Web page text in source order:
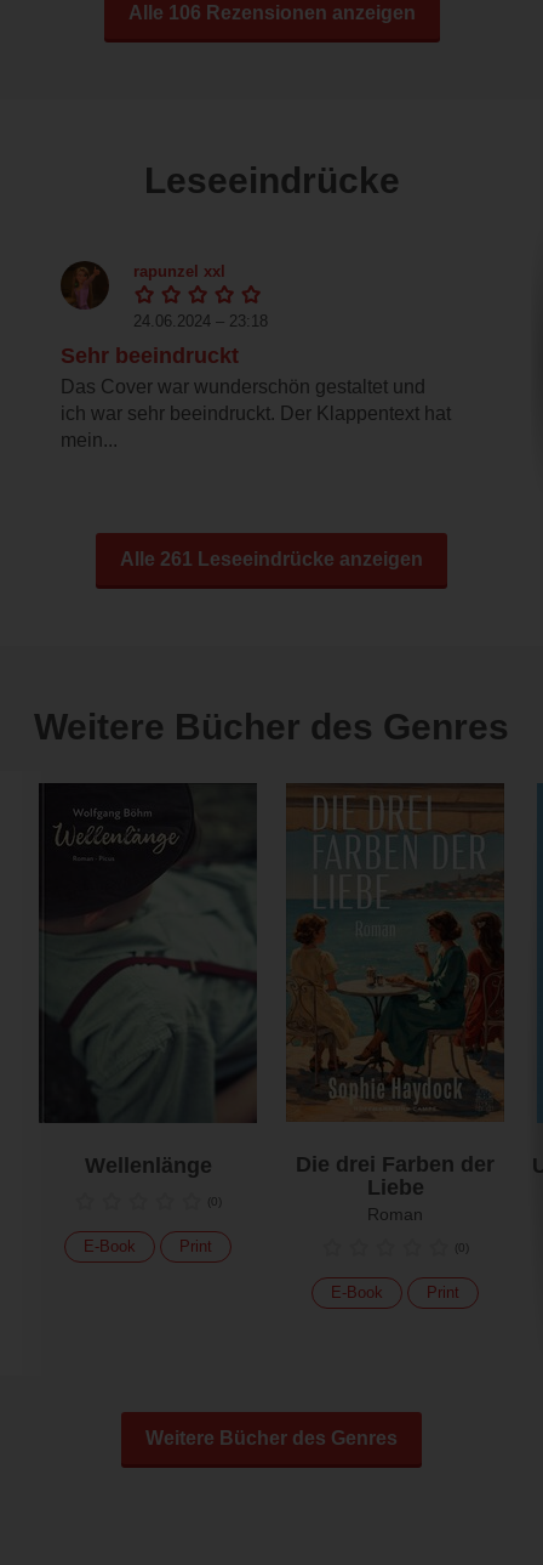
Alle 106 Rezensionen anzeigen
Leseeindrücke
rapunzel xxl
24.06.2024 – 23:18
Sehr beeindruckt
Das Cover war wunderschön gestaltet und
ich war sehr beeindruckt. Der Klappentext hat
mein...
Alle 261 Leseeindrücke anzeigen
Weitere Bücher des Genres
Wellenlänge
(0)
E-Book Print
Die drei Farben der
Liebe
Roman
(0)
E-Book Print
Weitere Bücher des Genres